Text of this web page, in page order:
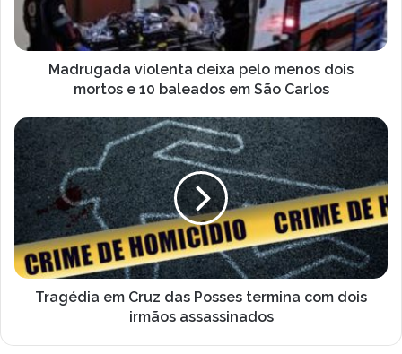
mortos
10
baleados
Carlos
Madrugada violenta deixa pelo menos dois
mortos e 10 baleados em São Carlos
Tragédia
em
Cruz
Posses
termina
com
dois
irmãos
assassinados
Tragédia em Cruz das Posses termina com dois
irmãos assassinados